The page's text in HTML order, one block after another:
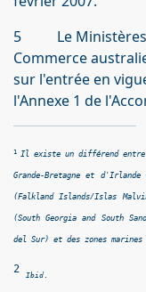
5 Le Ministères
Commerce
sur l'entrée en
l'Annexe 1 de
1 Il existe un différend entre
Grande-Bretagne et
(Falkland Islands/Islas
(South Georgia and South
del Sur) et des zones marines
2
Ibid.